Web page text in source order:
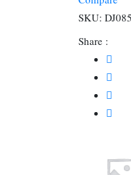
πεταλούδες
λιβάδι
ποσότητα
SKU:
Share :